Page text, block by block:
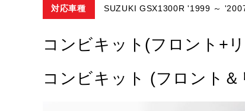
対応車種 SUZUKI GSX1300R '1999 ～
コンビキット(フロント+
コンビキット (フロント